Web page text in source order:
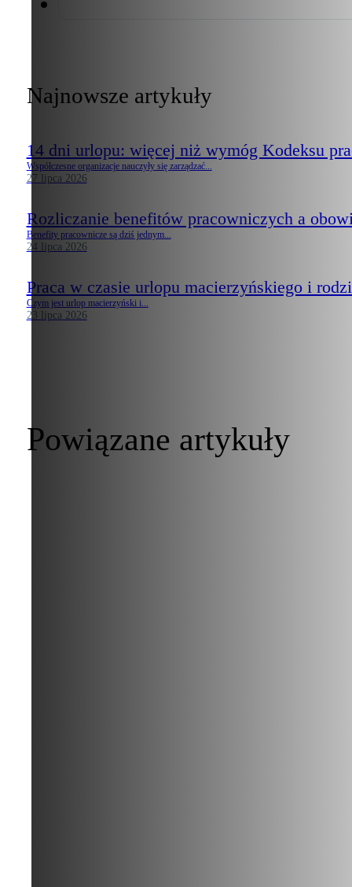
Najnowsze artykuły
14 dni urlopu: więcej niż wymóg Kodeksu
Współczesne organizacje nauczyły się zarządzać...
27 lipca 2026
Rozliczanie benefitów pracowniczych a
Benefity pracownicze są dziś jednym...
24 lipca 2026
Praca w czasie urlopu macierzyńskiego i
Czym jest urlop macierzyński i...
23 lipca 2026
Powiązane artykuły